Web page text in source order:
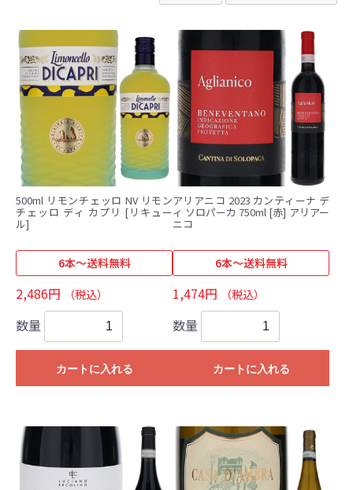
500ml リモンチェッロ NV リモン
チェッロ ディ カプリ [リキュー
ル]
6本～送料無料
2,486円 （税込）
数量
カートに入れる
アリアニコ 2023 カンティーナ デ
ィ ソロパーカ 750ml [赤] アリアー
ニコ
6本～送料無料
1,474円 （税込）
数量
カートに入れる